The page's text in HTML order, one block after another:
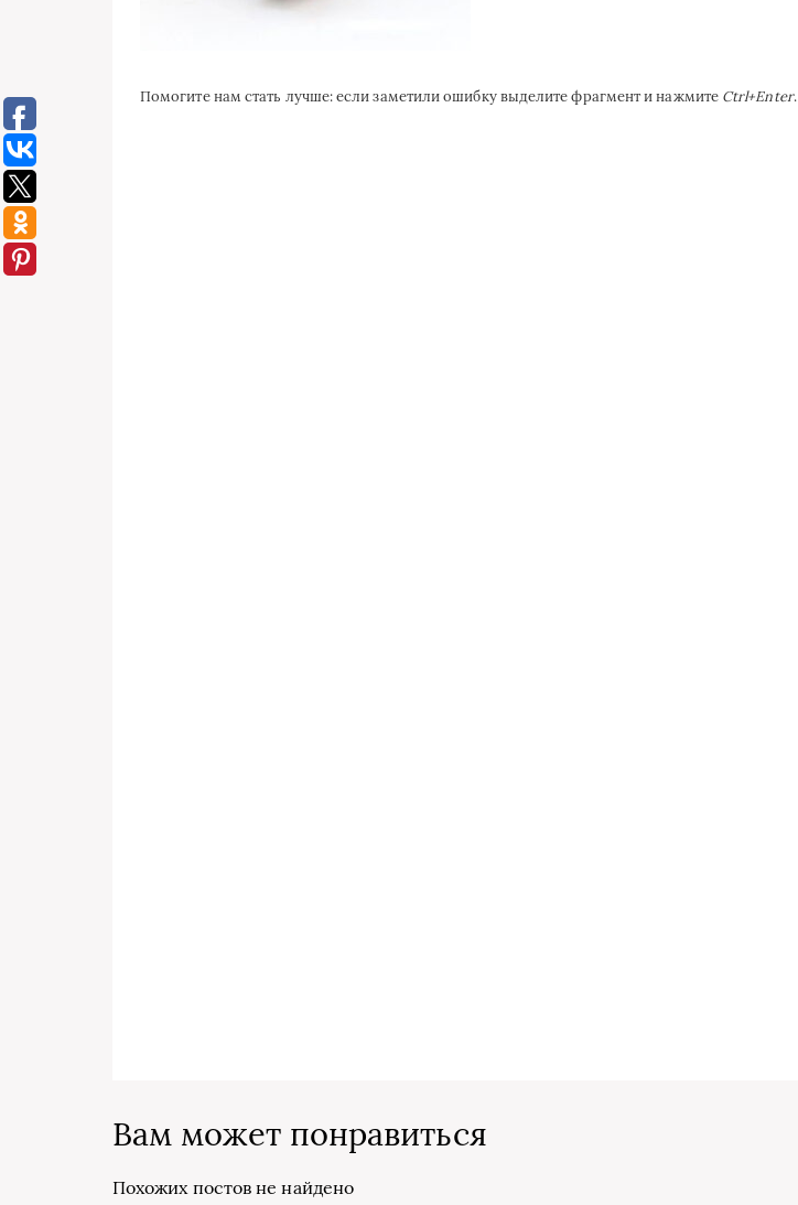
Помогите нам стать лучше: если заметили ошибку выделите фрагмент и нажмите Ctrl+Enter.
Вам может понравиться
Похожих постов не найдено